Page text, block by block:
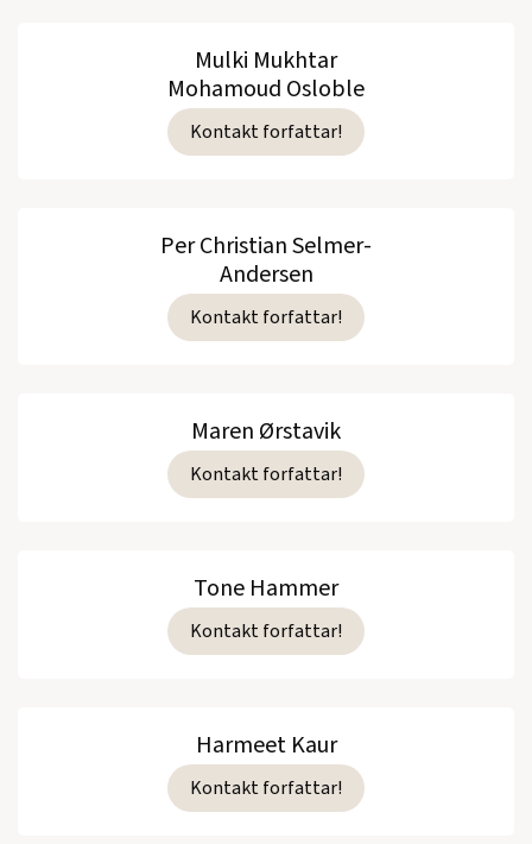
Mulki Mukhtar
Mohamoud Osloble
Kontakt forfattar!
Per Christian Selmer-
Andersen
Kontakt forfattar!
Maren Ørstavik
Kontakt forfattar!
Tone Hammer
Kontakt forfattar!
Harmeet Kaur
Kontakt forfattar!